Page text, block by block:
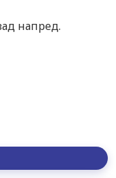
напред.